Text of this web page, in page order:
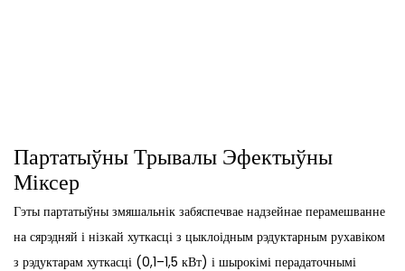
Партатыўны Трывалы Эфектыўны
Міксер
Гэты партатыўны змяшальнік забяспечвае надзейнае перамешванне
на сярэдняй і нізкай хуткасці з цыклоідным рэдуктарным рухавіком
з рэдуктарам хуткасці (0,1–1,5 кВт) і шырокімі перадаточнымі